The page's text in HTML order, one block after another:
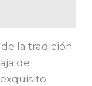
la tradición
de